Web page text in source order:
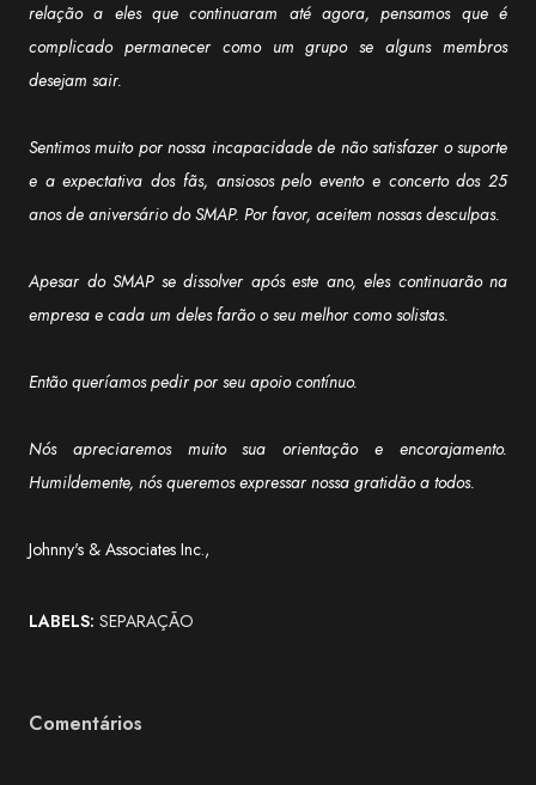
relação a eles que continuaram até agora, pensamos que é
complicado permanecer como um grupo se alguns membros
desejam sair.
Sentimos muito por nossa incapacidade de não satisfazer o suporte
e a expectativa dos fãs, ansiosos pelo evento e concerto dos 25
anos de aniversário do SMAP. Por favor, aceitem nossas desculpas.
Apesar do SMAP se dissolver após este ano, eles continuarão na
empresa e cada um deles farão o seu melhor como solistas.
Então queríamos pedir por seu apoio contínuo.
Nós apreciaremos muito sua orientação e encorajamento.
Humildemente, nós queremos expressar nossa gratidão a todos.
Johnny's & Associates Inc.,
LABELS: SEPARAÇÃO
Comentários